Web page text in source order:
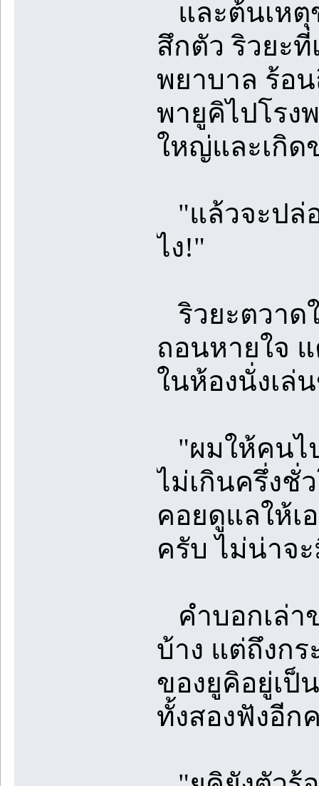
และต้นเหตุ
สึกตัว ริวยะ
พยาบาล ร้อน
พายูคิไปโรง
ใหญ่และเกิด
"แล้วจะปล่
ไง!"
ริวยะตวาด
ถอนหายใจ
ในห้องนั่งเล่
"ผมให้คนไ
ไม่เกินครึ่งชั่
คอยดูแลให้เ
ครับ ไม่น่าจ
คำบอกเล่า
บ้าง แต่ถึงกร
ของยูคิอยู่เป็
ทั้งสองฟังอีก